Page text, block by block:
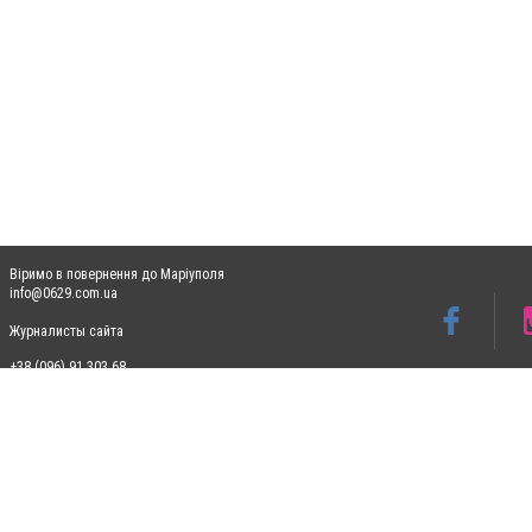
Віримо в повернення до Маріуполя
info@0629.com.ua
Журналисты сайта
+38 (096) 91 303 68